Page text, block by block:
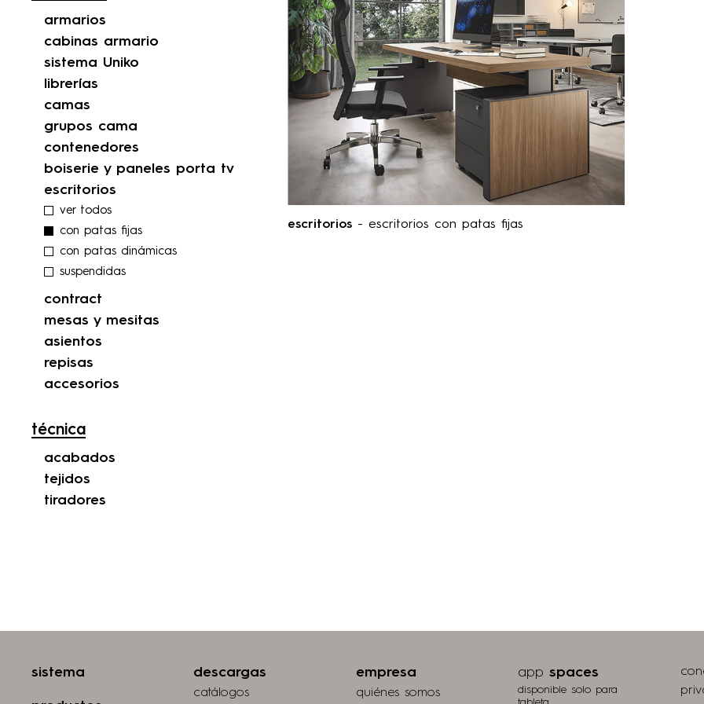
escritorios - escritorios con patas fijas
armarios
cabinas armario
sistema Uniko
librerías
camas
grupos cama
contenedores
boiserie y paneles porta tv
escritorios
ver todos
con patas fijas
con patas dinámicas
suspendidas
contract
mesas y mesitas
asientos
repisas
accesorios
técnica
acabados
tejidos
tiradores
sistema descargas
catálogos
empresa
quiénes somos
appspaces
disponible solo para